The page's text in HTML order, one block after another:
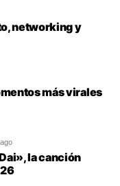
networking y
más virales
la canción